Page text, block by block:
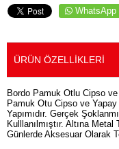
WhatsApp
ÜRÜN ÖZELLIKLERI
Bordo Pamuk Otlu Cipso
Pamuk Otu Cipso ve
Yapımıdır. Gerçek
Kulllanılmıştır. Altına
Günlerde Aksesuar Olarak